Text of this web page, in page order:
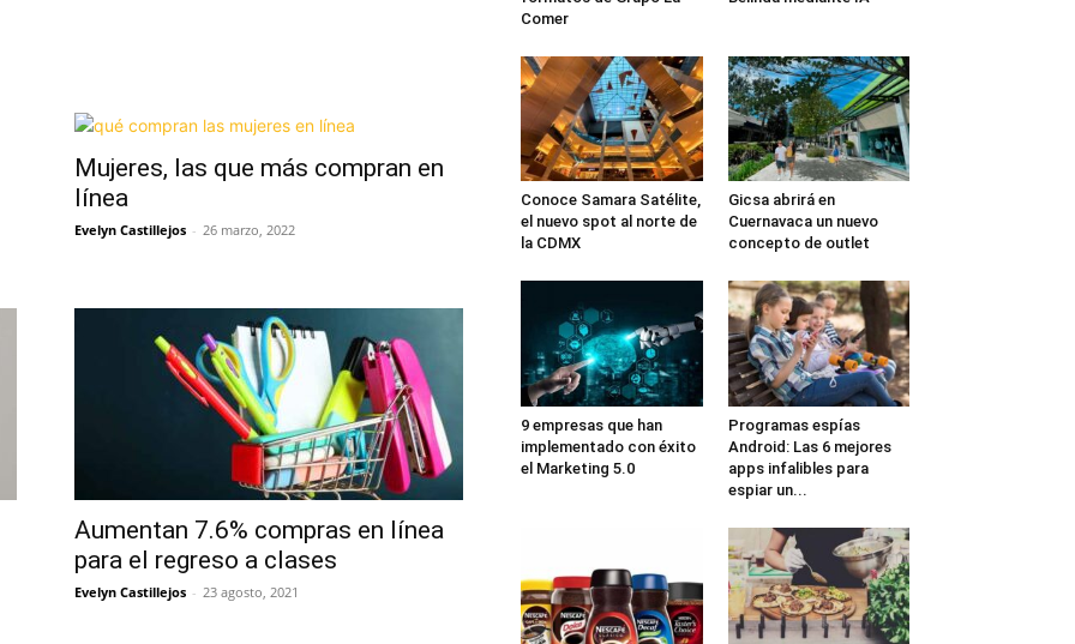
Mujeres, las que más compran en
línea
Evelyn Castillejos - 26 marzo, 2022
Aumentan 7.6% compras en línea
para el regreso a clases
Evelyn Castillejos - 23 agosto, 2021
Comer
Conoce Samara Satélite,
el nuevo spot al norte de
la CDMX
Gicsa abrirá en
Cuernavaca un nuevo
concepto de outlet
9 empresas que han
implementado con éxito
el Marketing 5.0
Programas espías
Android: Las 6 mejores
apps infalibles para
espiar un...